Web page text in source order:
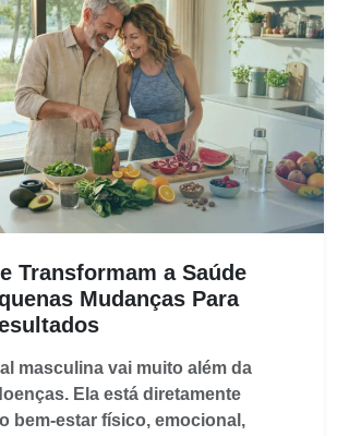
Transformam a Saúde
Mudanças Para
masculina vai muito além da
Ela está diretamente
bem-estar físico, emocional,